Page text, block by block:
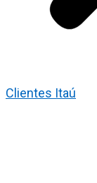
Clientes Itaú